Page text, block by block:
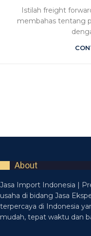
Istilah freight
membahas tentang
About
Jasa Import Indonesia |
usaha di bidang Jasa
terpercaya di Indonesia
mudah, tepat waktu dan